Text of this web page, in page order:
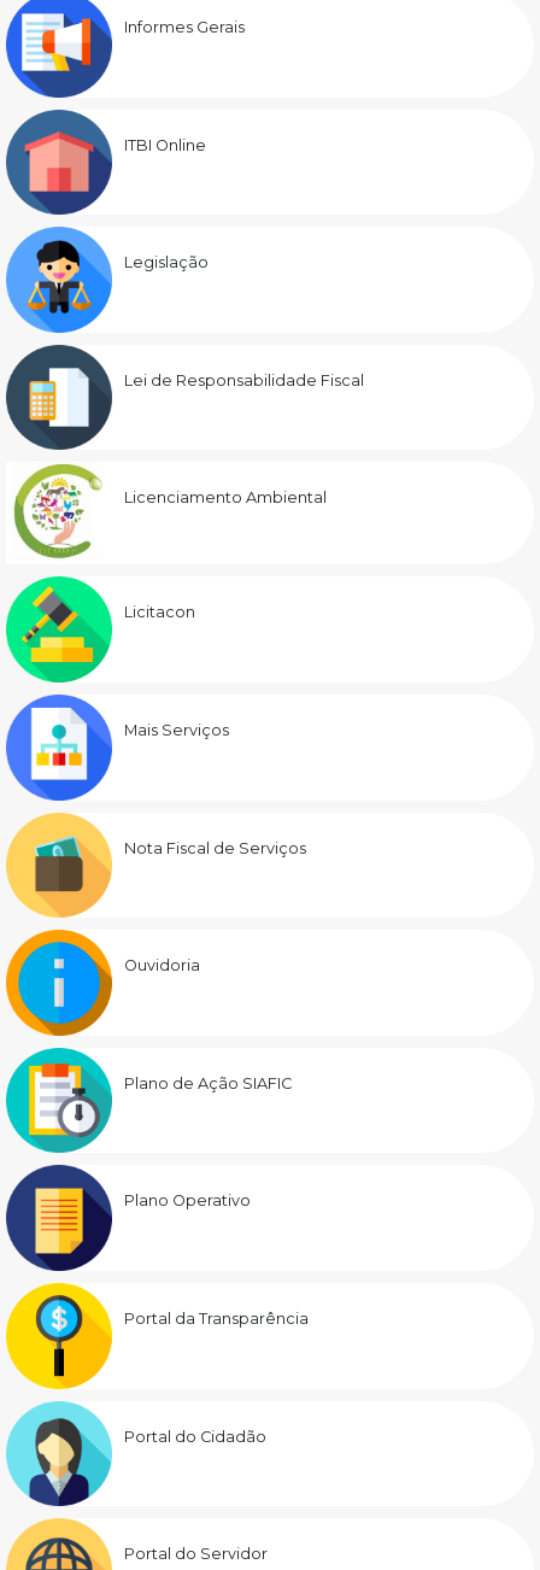
Informes Gerais
ITBI Online
Legislação
Lei de Responsabilidade Fiscal
Licenciamento Ambiental
Licitacon
Mais Serviços
Nota Fiscal de Serviços
Ouvidoria
Plano de Ação SIAFIC
Plano Operativo
Portal da Transparência
Portal do Cidadão
Portal do Servidor